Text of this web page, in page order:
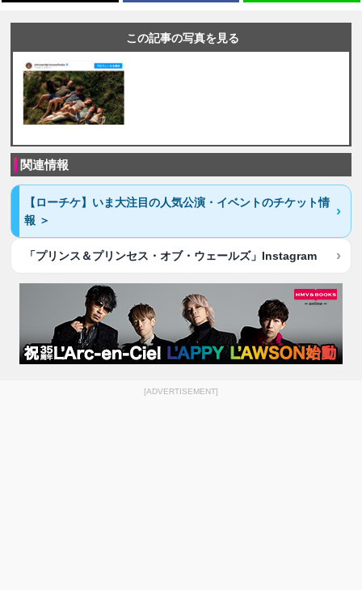
この記事の写真を見る
関連情報
【ローチケ】いま大注目の人気公演・イベントのチケット情
報 ＞
「プリンス＆プリンセス・オブ・ウェールズ」Instagram
[ADVERTISEMENT]